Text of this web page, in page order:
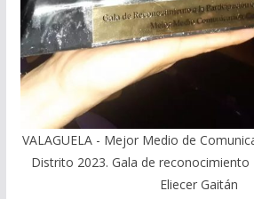
VALAGUELA - Mejor Medio de
Distrito 2023. Gala de reconocimiento
Eliecer Gaitán